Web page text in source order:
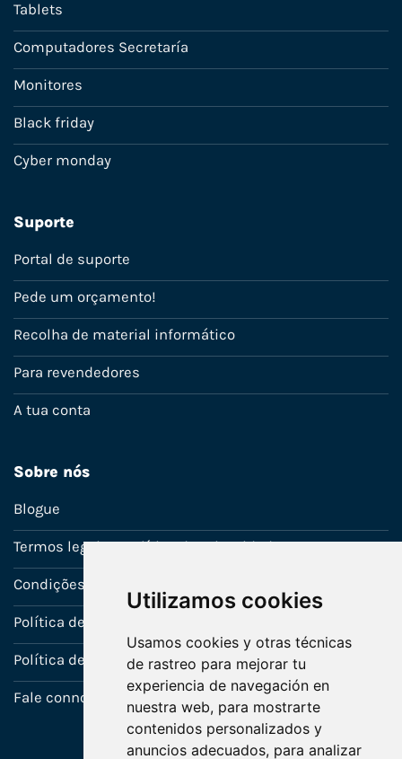
Utilizamos cookies
Usamos cookies y otras técnicas
de rastreo para mejorar tu
experiencia de navegación en
nuestra web, para mostrarte
contenidos personalizados y
anuncios adecuados, para analizar
Tablets
Computadores Secretaría
Monitores
Black friday
Cyber monday
Suporte
Portal de suporte
Pede um orçamento!
Recolha de material informático
Para revendedores
A tua conta
Sobre nós
Blogue
Termos legais e política de privacidade
Condições de venda
Política de Garantia
Política de utilização de cookies
Fale connosco